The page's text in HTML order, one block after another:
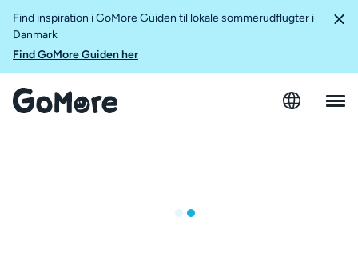
Find inspiration i GoMore Guiden til lokale sommerudflugter i
Danmark
Find GoMore Guiden her